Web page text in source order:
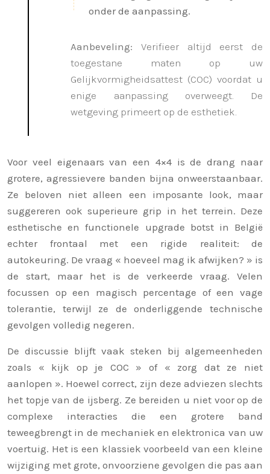
onder de aanpassing.
Aanbeveling: Verifieer altijd eerst de
toegestane maten op uw
Gelijkvormigheidsattest (COC) voordat u
enige aanpassing overweegt. De
wetgeving primeert op de esthetiek.
Voor veel eigenaars van een 4×4 is de drang naar
grotere, agressievere banden bijna onweerstaanbaar.
Ze beloven niet alleen een imposante look, maar
suggereren ook superieure grip in het terrein. Deze
esthetische en functionele upgrade botst in België
echter frontaal met een rigide realiteit: de
autokeuring. De vraag « hoeveel mag ik afwijken? » is
de start, maar het is de verkeerde vraag. Velen
focussen op een magisch percentage of een vage
tolerantie, terwijl ze de onderliggende technische
gevolgen volledig negeren.
De discussie blijft vaak steken bij algemeenheden
zoals « kijk op je COC » of « zorg dat ze niet
aanlopen ». Hoewel correct, zijn deze adviezen slechts
het topje van de ijsberg. Ze bereiden u niet voor op de
complexe interacties die een grotere band
teweegbrengt in de mechaniek en elektronica van uw
voertuig. Het is een klassiek voorbeeld van een kleine
wijziging met grote, onvoorziene gevolgen die pas aan